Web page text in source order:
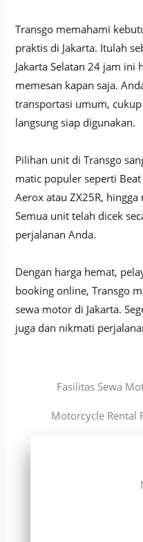
Transgo memahami
praktis di Jakarta. Itulah
Jakarta Selatan 24 jam ini
memesan kapan saja.
transportasi umum,
langsung siap digunakan.
Pilihan unit di Transgo
matic populer seperti
Aerox atau ZX25R,
Semua unit telah dicek
perjalanan Anda.
Dengan harga hemat,
booking online, Transgo
sewa motor di Jakarta.
juga dan nikmati
Fasilitas Sewa
Motorcycle Rental